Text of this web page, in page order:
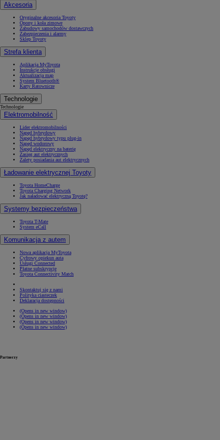
Akcesoria
Oryginalne akcesoria Toyoty
Opony i koła zimowe
Zabudowy samochodów dostawczych
Zabezpieczenia i alarmy
Sklep Toyoty
Strefa klienta
Aplikacja MyToyota
Instrukcje obsługi
Aktualizacja map
System Bluetooth®
Karty Ratownicze
Technologie
Technologie
Elektromobilność
Lider elektromobilności
Napęd hybrydowy
Napęd hybrydowy typu plug-in
Napęd wodorowy
Napęd elektryczny na baterię
Zasięg aut elektrycznych
Zalety posiadania aut elektrycznych
Ładowanie elektrycznej Toyoty
Toyota HomeCharge
Toyota Charging Network
Jak naładować elektryczną Toyotę?
Systemy bezpieczeństwa
Toyota T-Mate
System eCall
Komunikacja z autem
Nowa aplikacja MyToyota
Cyfrowy opiekun auta
Usługi Connected
Płatne subskrypcje
Toyota Connectivity Match
Skontaktuj się z nami
Polityka ciasteczek
Deklaracja dostępności
(Opens in new window)
(Opens in new window)
(Opens in new window)
(Opens in new window)
Partnerzy